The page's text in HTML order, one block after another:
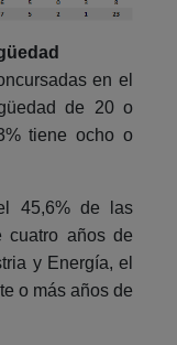
en el
de 20 o
tiene ocho o
45,6% de las
cuatro años de
y Energía, el
o más años de